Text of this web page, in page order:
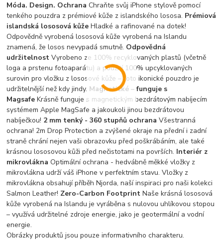
Móda. Design. Ochrana Chraňte svůj iPhone stylově pomocí
tenkého pouzdra z prémiové kůže z islandského lososa. Prémiová
islandská lososová kůže Hladké a rafinované na dotek!
Odpovědně vyrobená lososová kůže vyrobená na Islandu
znamená, že losos nevypadá smutně. Odpovědná
udržitelnost Vyrobeno ze 100% recyklovaných plastů (včetně
loga a prstenu fotoaparátu) a použití 100% upcyklovaných
surovin pro vložku z lososové kůže – toto ikonické pouzdro je
udržitelnější než kdy jindy. Magnetické – funguje s
Magsafe Krásně funguje s magnetickým bezdrátovým nabíjecím
systémem Apple MagSafe a jakoukoli jinou bezdrátovou
nabíječkou! 2 mm tenký - 360 stupňů ochrana Všestranná
ochrana! 2m Drop Protection a zvýšené okraje na přední i zadní
straně chrání nejen vaši obrazovku před poškrábáním, ale také
krásnou lososovou kůži před nečistotami na površích. Interiér z
mikrovlákna Optimální ochrana - hedvábně měkké vložky z
mikrovlákna udrží váš iPhone v perfektním stavu. Vložky z
mikrovlákna obsahují příběh Njorda, naší inspiraci pro naši kolekci
Salmon Leather! Zero-Carbon Footprint Naše krásná lososová
kůže vyrobená na Islandu je vyráběna s nulovou uhlíkovou stopou
– využívá udržitelné zdroje energie, jako je geotermální a vodní
energie.
Obrázky produktů jsou pouze informativního charakteru.